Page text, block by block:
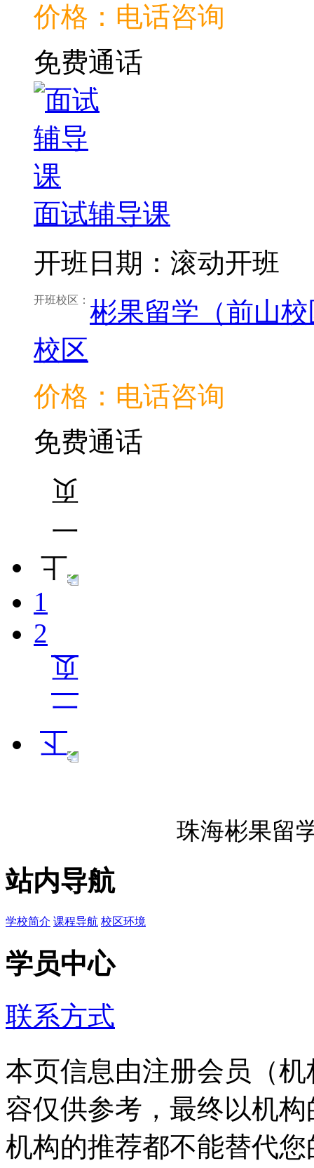
价格：电话咨询
免费通话
面试辅导课
开班日期：滚动开班
开班校区： 彬果留学（前山
校区
价格：电话咨询
免费通话
1
2
珠海彬果留
站内导航
学校简介 课程导航 校区环境
学员中心
联系方式
本页信息由注册会员（
容仅供参考，最终以机
机构的推荐都不能替代